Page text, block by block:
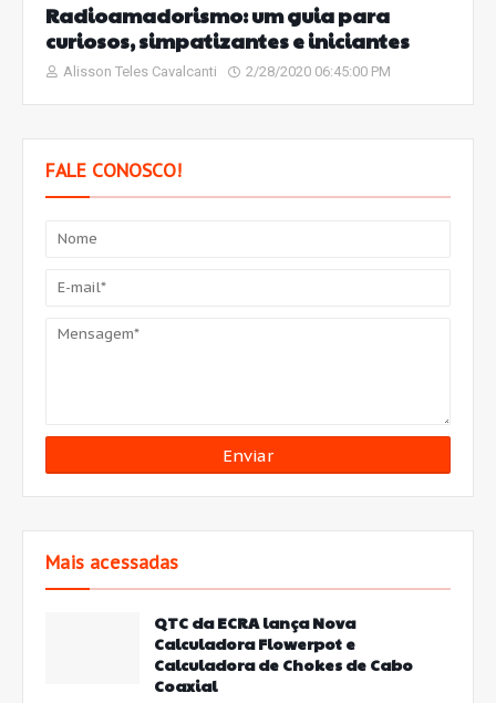
Radioamadorismo: um guia para
curiosos, simpatizantes e iniciantes
Alisson Teles Cavalcanti 2/28/2020 06:45:00 PM
FALE CONOSCO!
Mais acessadas
QTC da ECRA lança Nova
Calculadora Flowerpot e
Calculadora de Chokes de Cabo
Coaxial